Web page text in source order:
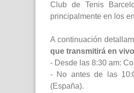
Club de Tenis
principalmente en los
A continuación
que transmitirá en
- Desde las 8:30 am:
- No antes de las
(España).